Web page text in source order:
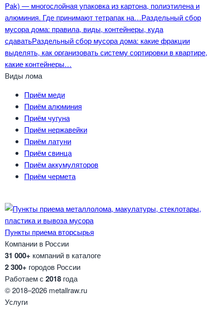
Pak) — многослойная упаковка из картона, полиэтилена и
алюминия. Где принимают тетрапак на…Раздельный сбор
мусора дома: правила, виды, контейнеры, куда
сдаватьРаздельный сбор мусора дома: какие фракции
выделять, как организовать систему сортировки в квартире,
какие контейнеры…
Виды лома
Приём меди
Приём алюминия
Приём чугуна
Приём нержавейки
Приём латуни
Приём свинца
Приём аккумуляторов
Приём чермета
Пункты приема вторсырья
Компании в России
31 000+ компаний в каталоге
2 300+ городов России
Работаем с 2018 года
© 2018–2026 metallraw.ru
Услуги